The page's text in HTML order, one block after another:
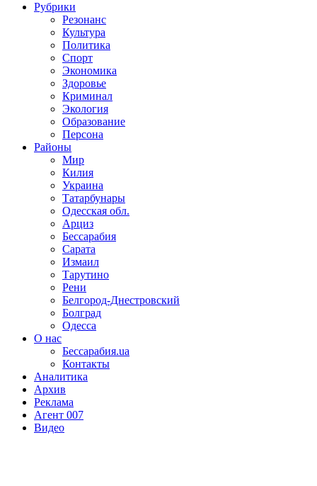
Рубрики
Резонанс
Культура
Политика
Спорт
Экономика
Здоровье
Криминал
Экология
Образование
Персона
Районы
Мир
Килия
Украина
Татарбунары
Одесская обл.
Арциз
Бессарабия
Сарата
Измаил
Тарутино
Рени
Белгород-Днестровский
Болград
Одесса
О нас
Бессарабия.ua
Контакты
Аналитика
Архив
Реклама
Агент 007
Видео